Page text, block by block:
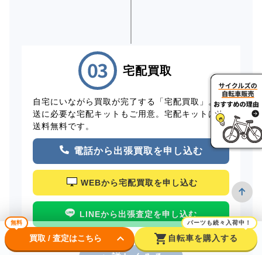
宅配買取
自宅にいながら買取が完了する「宅配買取」。配
送に必要な宅配キットもご用意。宅配キットは配
送料無料です。
電話から出張買取を申し込む
WEBから宅配買取を申し込む
LINEから出張査定を申し込む
無料
買取 / 査定はこちら keyboard_arrow_down shopping_cart
パーツも続々入荷中！
自転車を購入する